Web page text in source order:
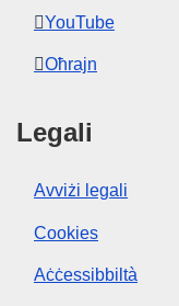
YouTube
Oħrajn
Legali
Avviżi legali
Cookies
Aċċessibbiltà